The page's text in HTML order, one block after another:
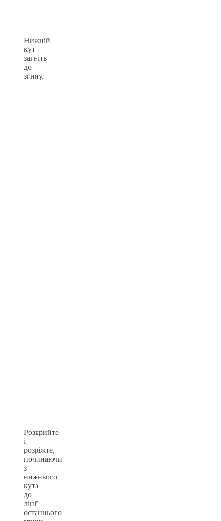
Нижній
кут
загніть
до
згину.
Розкрийте
і
розріжте,
починаючи
з
нижнього
кута
до
лінії
останнього